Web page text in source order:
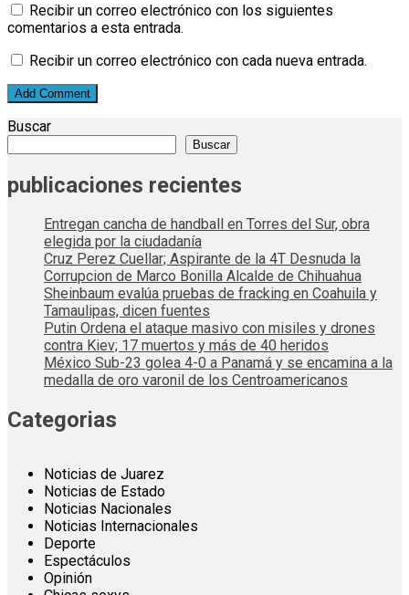
Recibir un correo electrónico con los siguientes
comentarios a esta entrada.
Recibir un correo electrónico con cada nueva entrada.
Buscar
Buscar
publicaciones recientes
Entregan cancha de handball en Torres del Sur, obra
elegida por la ciudadanía
Cruz Perez Cuellar; Aspirante de la 4T Desnuda la
Corrupcion de Marco Bonilla Alcalde de Chihuahua
Sheinbaum evalúa pruebas de fracking en Coahuila y
Tamaulipas, dicen fuentes
Putin Ordena el ataque masivo con misiles y drones
contra Kiev; 17 muertos y más de 40 heridos
México Sub-23 golea 4-0 a Panamá y se encamina a la
medalla de oro varonil de los Centroamericanos
Categorias
Noticias de Juarez
Noticias de Estado
Noticias Nacionales
Noticias Internacionales
Deporte
Espectáculos
Opinión